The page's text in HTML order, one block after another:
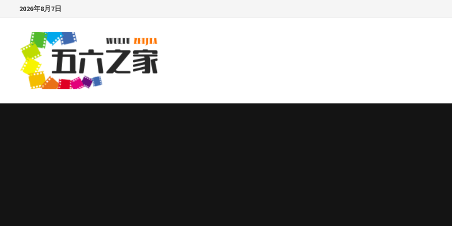
2026年8月7日